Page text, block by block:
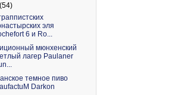
(54)
эля
6 и Ro...
мюнхенский
лагер Paulaner
темное пиво
Darkon